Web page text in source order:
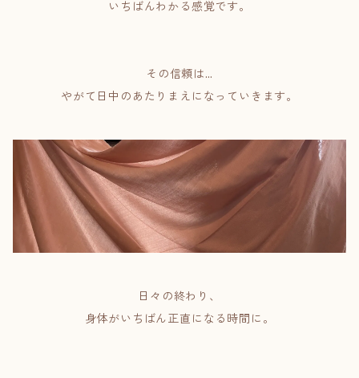
いちばんわかる感覚です。
その信頼は…
やがて日中のあたりまえになっていきます。
日々の終わり、
身体がいちばん正直になる時間に。